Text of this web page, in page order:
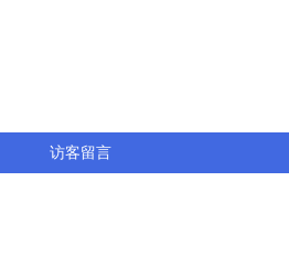
访客留言